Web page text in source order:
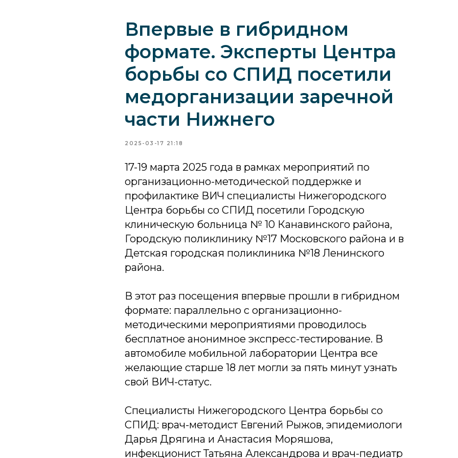
Впервые в гибридном
формате. Эксперты Центра
борьбы со СПИД посетили
медорганизации заречной
части Нижнего
2025-03-17 21:18
17-19 марта 2025 года в рамках мероприятий по
организационно-методической поддержке и
профилактике ВИЧ специалисты Нижегородского
Центра борьбы со СПИД посетили Городскую
клиническую больница № 10 Канавинского района,
Городскую поликлинику №17 Московского района и в
Детская городская поликлиника №18 Ленинского
района.
В этот раз посещения впервые прошли в гибридном
формате: параллельно с организационно-
методическими мероприятиями проводилось
бесплатное анонимное экспресс-тестирование. В
автомобиле мобильной лаборатории Центра все
желающие старше 18 лет могли за пять минут узнать
свой ВИЧ-статус.
Специалисты Нижегородского Центра борьбы со
СПИД: врач-методист Евгений Рыжов, эпидемиологи
Дарья Дрягина и Анастасия Моряшова,
инфекционист Татьяна Александрова и врач-педиатр